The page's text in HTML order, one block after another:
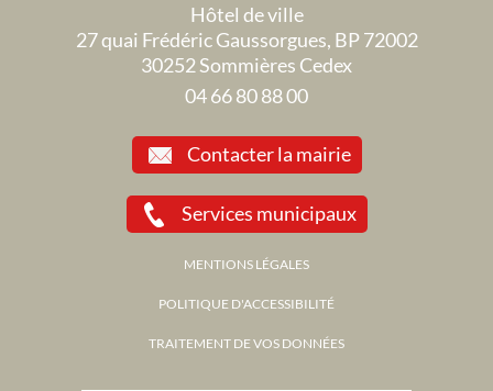
Hôtel de ville
27 quai Frédéric Gaussorgues, BP 72002
30252 Sommières Cedex
04 66 80 88 00
Contacter la mairie
Services municipaux
MENTIONS LÉGALES
POLITIQUE D'ACCESSIBILITÉ
TRAITEMENT DE VOS DONNÉES